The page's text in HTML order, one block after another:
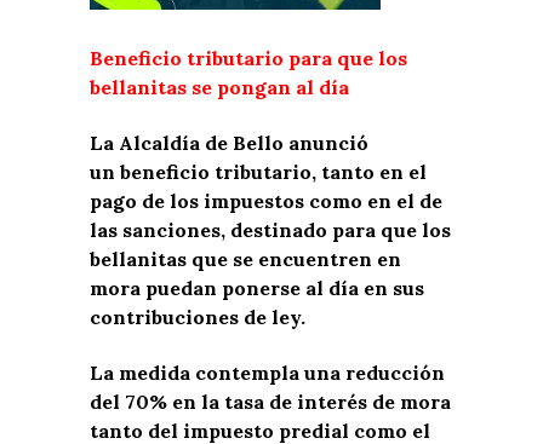
Beneficio tributario para que los
bellanitas se pongan al día
La Alcaldía de Bello anunció
un beneficio tributario, tanto en el
pago de los impuestos como en el de
las sanciones, destinado para que los
bellanitas que se encuentren en
mora puedan ponerse al día en sus
contribuciones de ley.
La medida contempla una reducción
del 70% en la tasa de interés de mora
tanto del impuesto predial como el